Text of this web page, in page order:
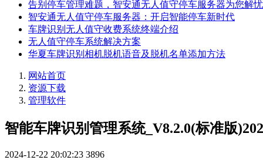
告别停车管理难题，智安通无人值守停车服务器为您解忧
智安通无人值守停车服务器：开启智能停车新时代
车牌识别无人值守收费系统终端介绍
无人值守停车系统解决方案
华夏车牌识别相机脱机语音及脱机名单添加方法
网站首页
资源下载
管理软件
智能车牌识别管理系统_V8.2.0(标准版
2024-12-22 20:02:23 3896